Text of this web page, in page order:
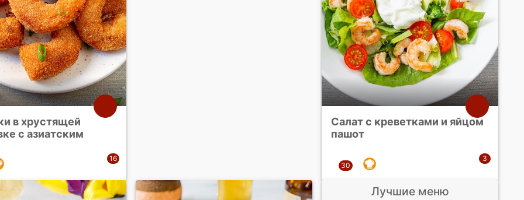
в хрустящей
с азиатским
Салат с креветками и яйцом
пашот
Лучшие меню